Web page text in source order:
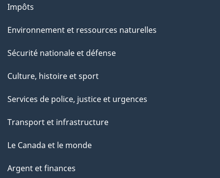
Impôts
Environnement et ressources naturelles
Sécurité nationale et défense
Culture, histoire et sport
Services de police, justice et urgences
Transport et infrastructure
Le Canada et le monde
Argent et finances